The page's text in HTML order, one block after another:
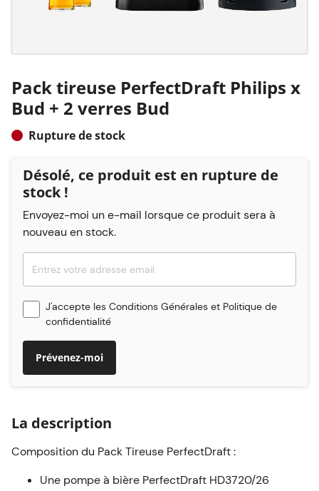
Pack tireuse PerfectDraft Philips x
Bud + 2 verres Bud
Rupture de stock
Désolé, ce produit est en rupture de
stock !
Envoyez-moi un e-mail lorsque ce produit sera à
nouveau en stock.
J'accepte les Conditions Générales et Politique de
confidentialité
Prévenez-moi
La description
Composition du Pack Tireuse PerfectDraft :
Une pompe à bière PerfectDraft HD3720/26